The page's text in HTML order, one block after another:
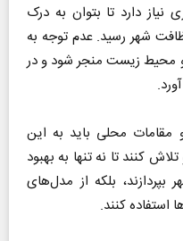
نیاز دارد تا بتوان به درک
شهر رسید. عدم توجه به
و محیط زیست منجر شود و در
مقامات محلی باید به این
کنند تا نه تنها به بهبود
بپردازند، بلکه از مدل‌های
استفاده کنند.